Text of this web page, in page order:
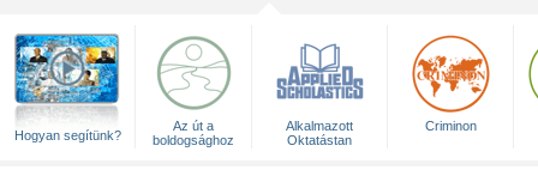
Hogyan segítünk?
Az út a
boldogsághoz
Alkalmazott
Oktatástan
Criminon